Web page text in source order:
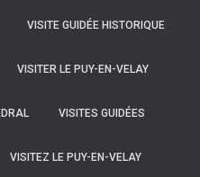
VISITE GUIDÉE HISTORIQUE
VISITER LE PUY-EN-VELAY
VISITES GUIDÉES
VISITEZ LE PUY-EN-VELAY